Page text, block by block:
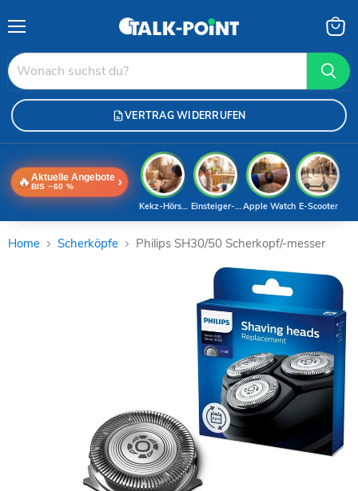
VERTRAG WIDERRUFEN
🔥 Aktuelle Angebote
BIS −60 % ›
E-Scooter
Apple Watch
Einsteiger-Handy
Kekz-Hörspiele
Home Scherköpfe Philips SH30/50 Scherkopf/-messer